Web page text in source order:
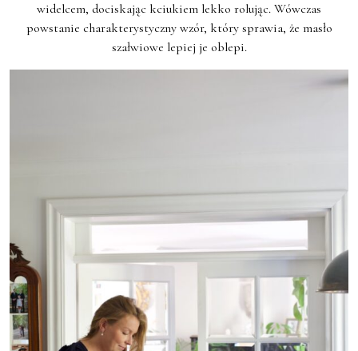
widelcem, dociskając kciukiem lekko rolując. Wówczas
powstanie charakterystyczny wzór, który sprawia, że masło
szałwiowe lepiej je oblepi.